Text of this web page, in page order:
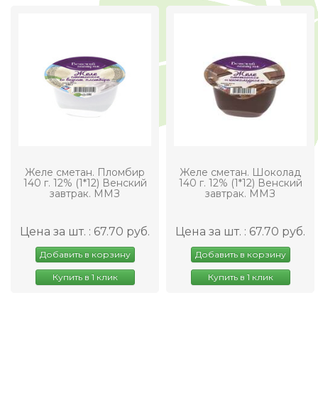
Желе сметан. Пломбир
140 г. 12% (1*12) Венский
завтрак. ММЗ
Цена за шт. : 67.70 руб.
Добавить в корзину
Купить в 1 клик
Желе сметан. Шоколад
140 г. 12% (1*12) Венский
завтрак. ММЗ
Цена за шт. : 67.70 руб.
Добавить в корзину
Купить в 1 клик